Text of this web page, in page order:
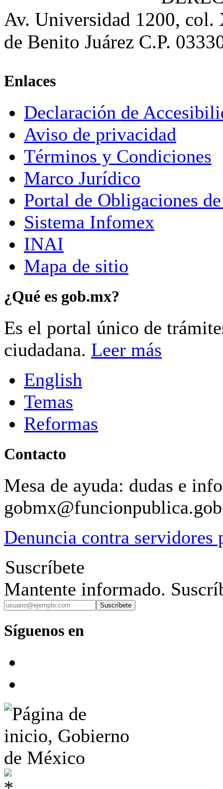
Av. Universidad 1200,
de Benito Juárez C.P.
Enlaces
Declaración de
Aviso de privacidad
Términos y Condiciones
Marco Jurídico
Portal de Obligaciones
Sistema Infomex
INAI
Mapa de sitio
¿Qué es gob.mx?
Es el portal único de
ciudadana. Leer más
English
Temas
Reformas
Contacto
Mesa de ayuda: dudas e
Denuncia contra servidores
Suscríbete
Mantente informado.
Suscríbete
Síguenos en